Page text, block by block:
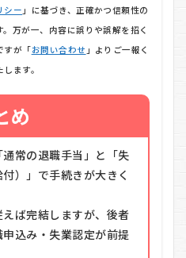
シー 」に基づき、正確かつ信頼性の
万が一、内容に誤りや誤解を招く
すが「お問い合わせ 」よりご一報く
ます。
め
常の退職手当」と「失
）」で手続きが大きく
ば完結しますが、後者
込み・失業認定が前提